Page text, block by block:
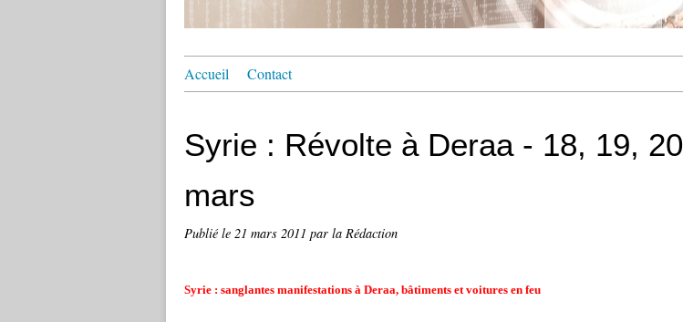
Accueil Contact
Syrie : Révolte à Deraa - 18, 19, 20
mars
Publié le 21 mars 2011 par la Rédaction
Syrie : sanglantes manifestations à Deraa, bâtiments et voitures en feu